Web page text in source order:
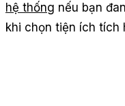
hệ thống nếu bạn
khi chọn tiện ích tích